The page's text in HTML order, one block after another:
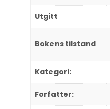
Utgitt
Bokens tilstand
Kategori:
Forfatter: